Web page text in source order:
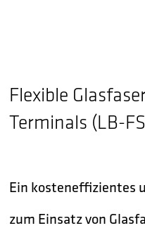
Flexible
Terminals (LB-
Ein kosteneffizientes
zum Einsatz von